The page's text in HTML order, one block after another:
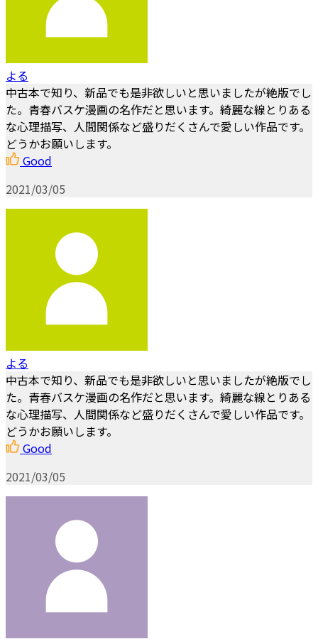
よる
中古本で知り、新品でも是非欲しいと思いましたが絶版でし
た。青春バスケ漫画の名作だと思います。綺麗な線とりある
な心理描写、人間関係など盛りだくさんで愛しい作品です。
どうかお願いします。
Good
2021/03/05
よる
中古本で知り、新品でも是非欲しいと思いましたが絶版でし
た。青春バスケ漫画の名作だと思います。綺麗な線とりある
な心理描写、人間関係など盛りだくさんで愛しい作品です。
どうかお願いします。
Good
2021/03/05